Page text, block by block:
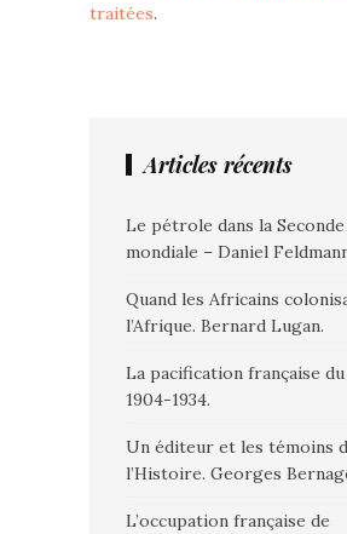
traitées.
Articles récents
Le pétrole dans la
mondiale – Daniel
Quand les Africains
l’Afrique. Bernard Lugan.
La pacification française
1904-1934.
Un éditeur et les témoins
l’Histoire. Georges
L’occupation française de